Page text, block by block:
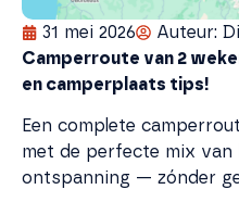
31 mei 2026 Auteur:
Camperroute van 2
en camperplaats tips!
Een complete
met de perfecte mix van
ontspanning — zónder